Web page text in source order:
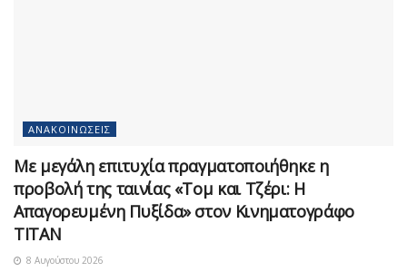
ΑΝΑΚΟΙΝΏΣΕΙΣ
Με μεγάλη επιτυχία πραγματοποιήθηκε η
προβολή της ταινίας «Τομ και Τζέρι: Η
Απαγορευμένη Πυξίδα» στον Κινηματογράφο
ΤΙΤΑΝ
8 Αυγούστου 2026